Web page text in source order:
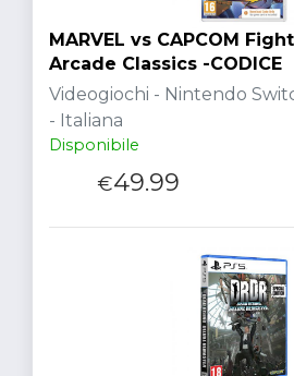
MARVEL vs CAPCOM
Arcade Classics -CODICE
Videogiochi - Nintendo
- Italiana
Disponibile
€49.99